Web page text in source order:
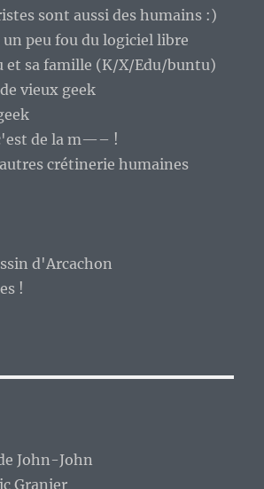
sont aussi des humains :)
un peu fou du logiciel libre
et sa famille (K/X/Edu/buntu)
vieux geek
de la m—– !
crétinerie humaines
d'Arcachon
!
John-John
Granier